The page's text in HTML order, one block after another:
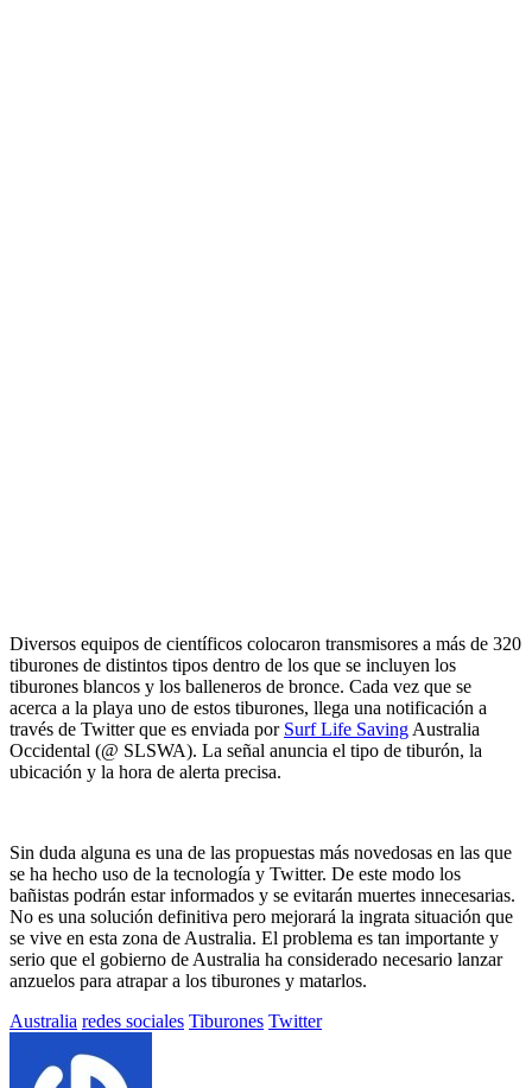
Diversos equipos de científicos colocaron transmisores a más de 320
tiburones de distintos tipos dentro de los que se incluyen los
tiburones blancos y los balleneros de bronce. Cada vez que se
acerca a la playa uno de estos tiburones, llega una notificación a
través de Twitter que es enviada por Surf Life Saving Australia
Occidental (@ SLSWA). La señal anuncia el tipo de tiburón, la
ubicación y la hora de alerta precisa.
Sin duda alguna es una de las propuestas más novedosas en las que
se ha hecho uso de la tecnología y Twitter. De este modo los
bañistas podrán estar informados y se evitarán muertes innecesarias.
No es una solución definitiva pero mejorará la ingrata situación que
se vive en esta zona de Australia. El problema es tan importante y
serio que el gobierno de Australia ha considerado necesario lanzar
anzuelos para atrapar a los tiburones y matarlos.
Etiquetado
Australia redes sociales Tiburones Twitter